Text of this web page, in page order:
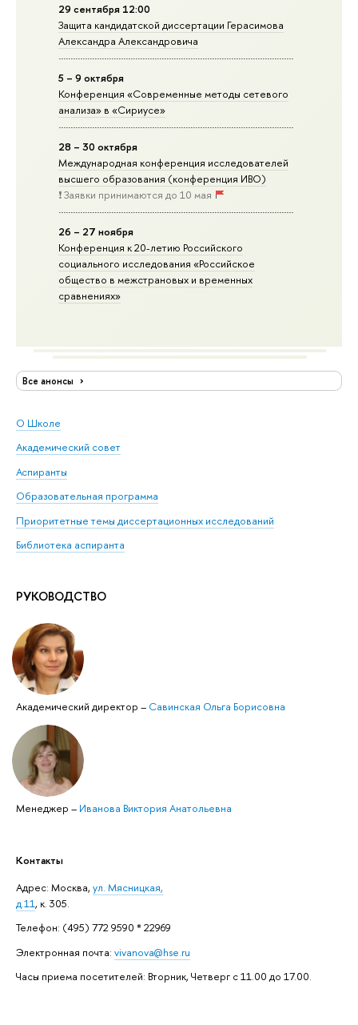
29 сентября 12:00
Защита кандидатской диссертации Герасимова
Александра Александровича
5 – 9 октября
Конференция «Современные методы сетевого
анализа» в «Сириусе»
28 – 30 октября
Международная конференция исследователей
высшего образования (конференция ИВО)
❗️ Заявки принимаются до 10 мая
26 – 27 ноября
Конференция к 20-летию Российского
социального исследования «Российское
общество в межстрановых и временных
сравнениях»
Все анонсы
О Школе
Академический совет
Аспиранты
Образовательная программа
Приоритетные темы диссертационных исследований
Библиотека аспиранта
РУКОВОДСТВО
Академический директор – Савинская Ольга Борисовна
Менеджер – Иванова Виктория Анатольевна
Контакты
Адрес: ​Москва, ул. Мясницкая,
д.11, к. 305.
Телефон: (495) 772 9590 * 22969
Электронная почта: vivanova@hse.ru
Часы приема посетителей: Вторник, Четверг с 11.00 до 17.00.